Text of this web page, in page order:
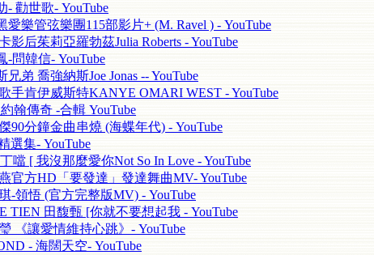
- 勸世歌- YouTube
愛樂管弦樂團115部影片+ (M. Ravel ) - YouTube
影后茱莉亞羅勃茲Julia Roberts - YouTube
-問韓信- YouTube
兄弟 喬強納斯Joe Jonas -- YouTube
手肯伊威斯特KANYE OMARI WEST - YouTube
翰傳奇 -合輯 YouTube
90分鐘金曲串燒 (海蝶年代) - YouTube
選集- YouTube
噹 [ 我沒那麼愛你Not So In Love - YouTube
官方HD「要發達」發達舞曲MV- YouTube
-領悟 (官方完整版MV) - YouTube
TIEN 田馥甄 [你就不要想起我 - YouTube
《讓愛情維持心跳》- YouTube
- 海闊天空- YouTube